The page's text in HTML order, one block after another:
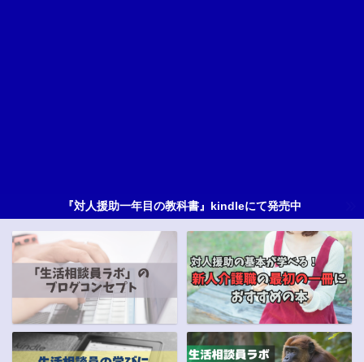
『対人援助一年目の教科書』kindleにて発売中